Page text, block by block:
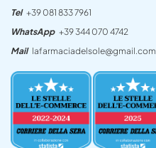
Tel +39 081 833 7961
WhatsApp +39 344 070 4742
Mail lafarmaciadelsole@gmail.com